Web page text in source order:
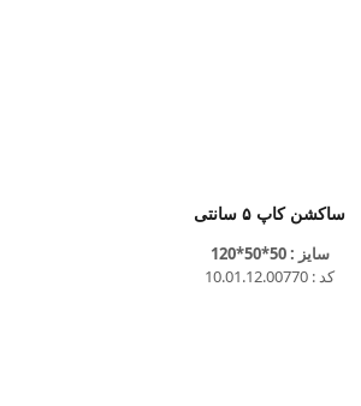
ساکشن کاپ ۵ سانتی
سایز : 50*50*120
کد : 10.01.12.00770